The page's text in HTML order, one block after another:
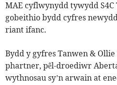
MAE cyflwynydd tywydd S4C
gobeithio bydd cyfres
riant ifanc.
Bydd y gyfres Tanwen &
phartner, pêl-droediwr
wythnosau sy’n arwain at